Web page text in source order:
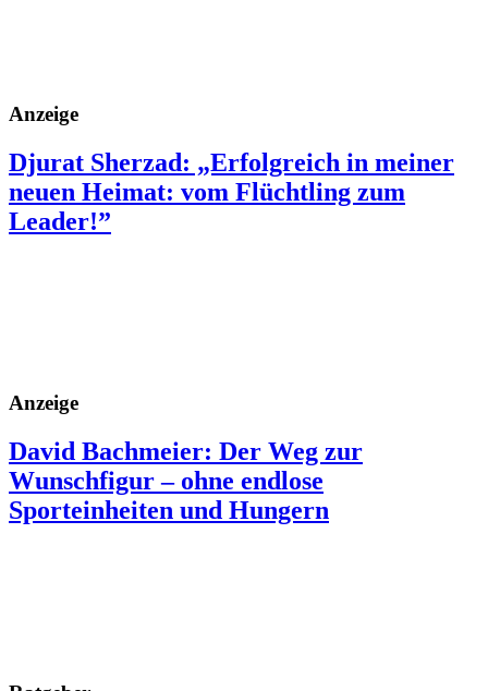
Anzeige
Djurat Sherzad: „Erfolgreich in meiner
neuen Heimat: vom Flüchtling zum
Leader!”
Anzeige
David Bachmeier: Der Weg zur
Wunschfigur – ohne endlose
Sporteinheiten und Hungern